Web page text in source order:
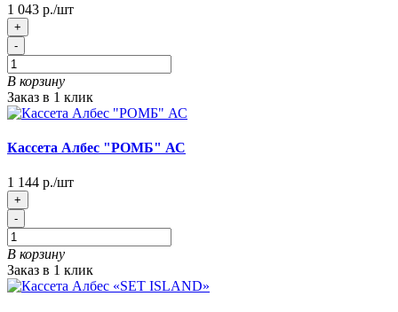
1 043 р./шт
+
-
В корзину
Заказ в 1 клик
Кассета Албес "РОМБ" АС
1 144 р./шт
+
-
В корзину
Заказ в 1 клик